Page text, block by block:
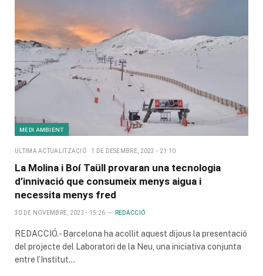
MEDI AMBIENT
ULTIMA ACTUALITZACIÓ 1 DE DESEMBRE, 2023 - 21:10
La Molina i Boí Taüll provaran una tecnologia
d’innivació que consumeix menys aigua i
necessita menys fred
30 DE NOVEMBRE, 2023 - 15:26 REDACCIÓ
REDACCIÓ.- Barcelona ha acollit aquest dijous la presentació
del projecte del Laboratori de la Neu, una iniciativa conjunta
entre l’Institut…